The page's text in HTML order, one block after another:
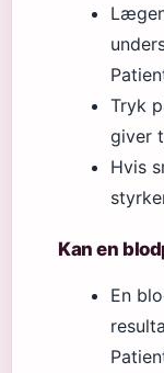
Tryk
giver
Hvis
Kan en
En